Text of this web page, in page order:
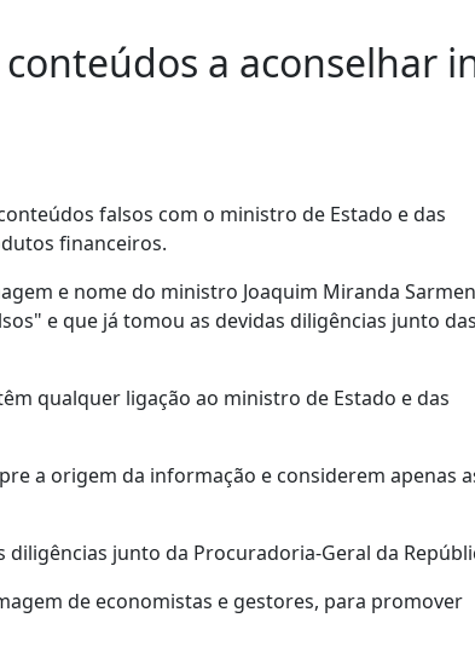
a aconselhar
falsos com o ministro de Estado e das
financeiros.
e nome do ministro Joaquim Miranda
e que já tomou as devidas diligências junto das
qualquer ligação ao ministro de Estado e das
a origem da informação e considerem apenas
junto da Procuradoria-Geral da
de economistas e gestores, para promover